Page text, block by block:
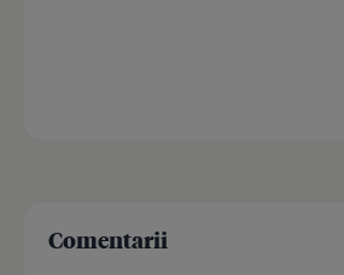
Comentarii